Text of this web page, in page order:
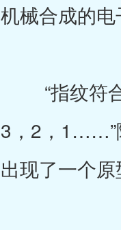
机械合成的电
“指纹符合
3，2，1……”
出现了一个原